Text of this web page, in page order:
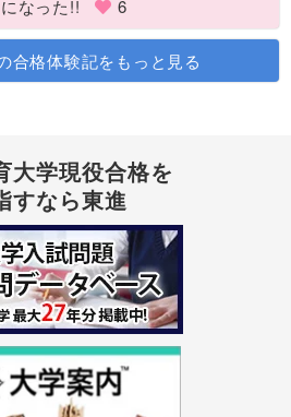
なった!! 6
合格体験記をもっと見る
大学現役合格を
すなら東進